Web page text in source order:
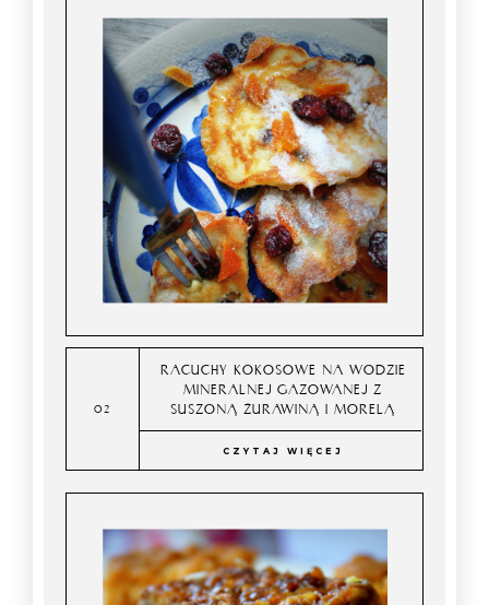
RACUCHY KOKOSOWE NA WODZIE
MINERALNEJ GAZOWANEJ Z
SUSZONĄ ŻURAWINĄ I MORELĄ
CZYTAJ WIĘCEJ